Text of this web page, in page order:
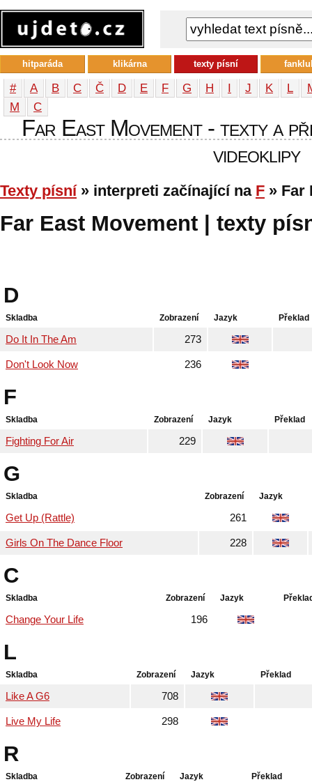
# A B C Č D E F G H I J K L
М
С
Far East Movement - texty a
videoklipy
Texty písní» interpreti začínající na F » Far
Far East Movement | texty
D
Skladba Zobrazení Jazyk Překlad
Do It In The Am 273
Don't Look Now 236
F
Skladba Zobrazení Jazyk Překlad
Fighting For Air 229
G
Skladba Zobrazení Jazyk
Get Up (Rattle) 261
Girls On The Dance Floor 228
C
Skladba Zobrazení Jazyk
Change Your Life 196
L
Skladba Zobrazení Jazyk Překlad
Like A G6 708
Live My Life 298
R
Skladba Zobrazení Jazyk Překlad
hitparáda klikárna texty písní